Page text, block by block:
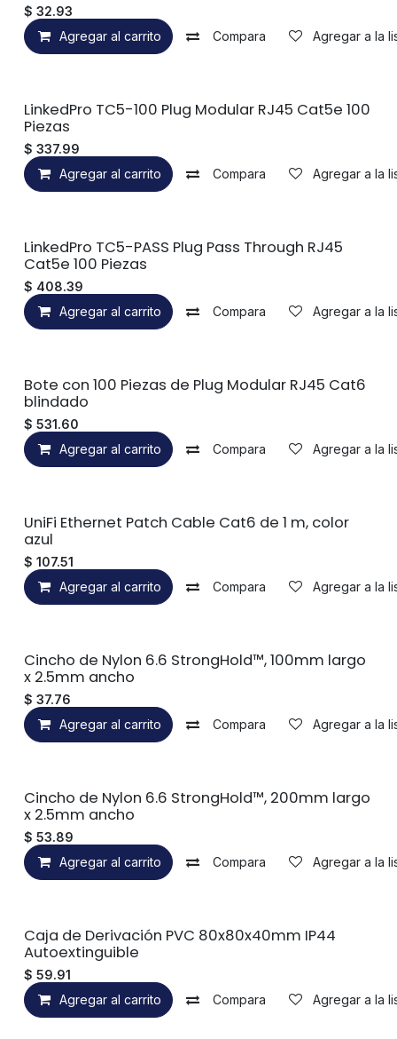
$ 32.93
Agregar al carrito
Compara Agregar a la
LinkedPro TC5-100 Plug Modular RJ45 Cat5e 100
Piezas
$ 337.99
Agregar al carrito
Compara Agregar a la
LinkedPro TC5-PASS Plug Pass Through RJ45
Cat5e 100 Piezas
$ 408.39
Agregar al carrito
Compara Agregar a la
Bote con 100 Piezas de Plug Modular RJ45 Cat6
blindado
$ 531.60
Agregar al carrito
Compara Agregar a la
UniFi Ethernet Patch Cable Cat6 de 1 m, color
azul
$ 107.51
Agregar al carrito
Compara Agregar a la
Cincho de Nylon 6.6 StrongHold™, 100mm largo
x 2.5mm ancho
$ 37.76
Agregar al carrito
Compara Agregar a la
Cincho de Nylon 6.6 StrongHold™, 200mm largo
x 2.5mm ancho
$ 53.89
Agregar al carrito
Compara Agregar a la
Caja de Derivación PVC 80x80x40mm IP44
Autoextinguible
$ 59.91
Agregar al carrito
Compara Agregar a la